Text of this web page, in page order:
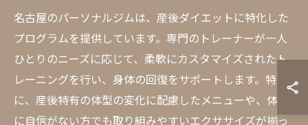
名古屋のパーソナルジムは、産後ダイエットに特化した
プログラムを提供しています。専門のトレーナーが一人
ひとりのニーズに応じて、柔軟にカスタマイズされたト
レーニングを行い、身体の回復をサポートします。特
に、産後特有の体型の変化に配慮したメニューや、体力
に自信がない方でも取り組みやすいエクササイズが揃っ